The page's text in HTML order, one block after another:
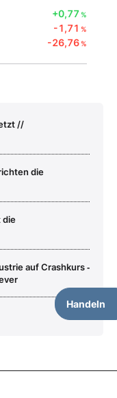
Handeln
+0,77 %
-1,71 %
-26,76%
//
die
die
auf Crashkurs ‑